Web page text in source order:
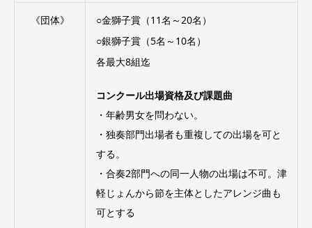
《団体》
○金獅子賞（11名～20名）
○銀獅子賞（5名～10名）
各最大8組迄
コンクール出場資格及び課題曲
・年齢男女を問わない。
・独奏部門出場者も重複しての出場を可と
する。
・合奏2部門への同一人物の出場は不可。津
軽じょんから節を主体としたアレンジ曲も
可とする